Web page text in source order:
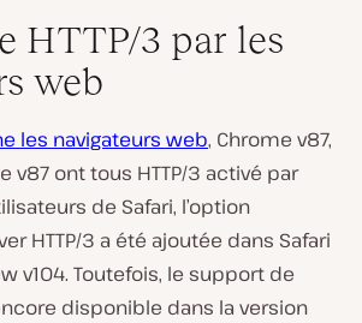
HTTP/3 par les
web
les navigateurs web, Chrome v87,
v87 ont tous HTTP/3 activé par
de Safari, l’option
HTTP/3 a été ajoutée dans Safari
v104. Toutefois, le support de
disponible dans la version